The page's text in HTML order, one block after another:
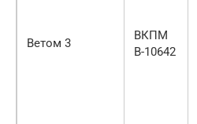
Ветом 3
ВКПМ
В-10642